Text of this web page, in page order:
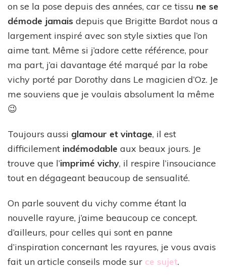
on se la pose depuis des années, car ce tissu ne se
démode jamais depuis que Brigitte Bardot nous a
largement inspiré avec son style sixties que l’on
aime tant. Même si j’adore cette référence, pour
ma part, j’ai davantage été marqué par la robe
vichy porté par Dorothy dans Le magicien d’Oz. Je
me souviens que je voulais absolument la même
😉
Toujours aussi glamour et vintage, il est
difficilement indémodable aux beaux jours. Je
trouve que l’imprimé vichy, il respire l’insouciance
tout en dégageant beaucoup de sensualité.
On parle souvent du vichy comme étant la
nouvelle rayure, j’aime beaucoup ce concept.
d’ailleurs, pour celles qui sont en panne
d’inspiration concernant les rayures, je vous avais
fait un article conseils mode sur ce sujet.